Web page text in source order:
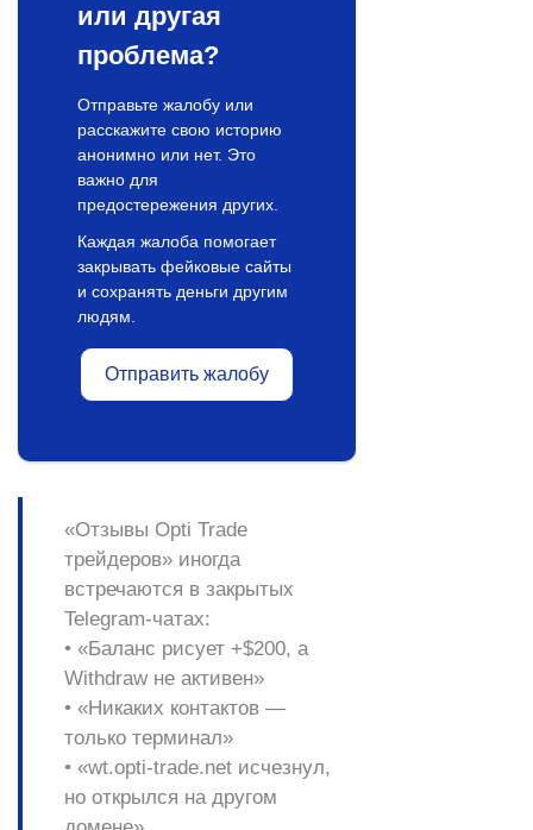
или другая
проблема?
Отправьте жалобу или
расскажите свою историю
анонимно или нет. Это
важно для
предостережения других.
Каждая жалоба помогает
закрывать фейковые сайты
и сохранять деньги другим
людям.
Отправить жалобу
«Отзывы Opti Trade
трейдеров» иногда
встречаются в закрытых
Telegram-чатах:
• «Баланс рисует +$200, а
Withdraw не активен»
• «Никаких контактов —
только терминал»
• «wt.opti-trade.net исчезнул,
но открылся на другом